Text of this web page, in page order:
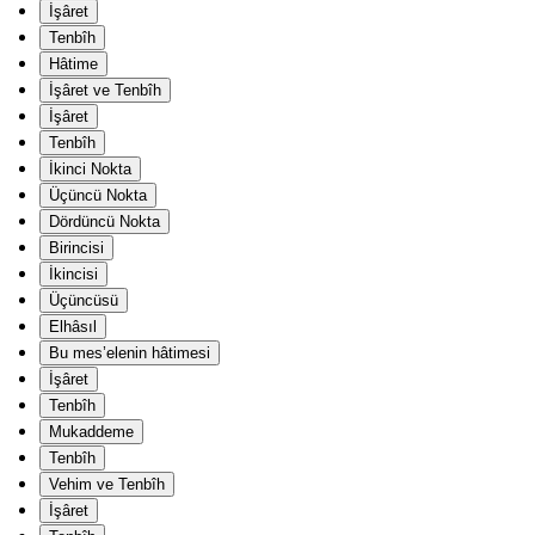
İşâret
Tenbîh
Hâtime
İşâret ve Tenbîh
İşâret
Tenbîh
İkinci Nokta
Üçüncü Nokta
Dördüncü Nokta
Birincisi
İkincisi
Üçüncüsü
Elhâsıl
Bu mes’elenin hâtimesi
İşâret
Tenbîh
Mukaddeme
Tenbîh
Vehim ve Tenbîh
İşâret